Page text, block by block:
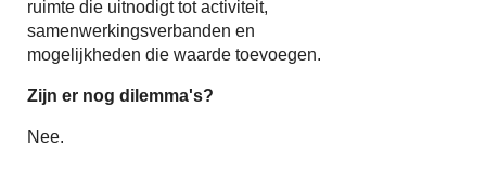
ruimte die uitnodigt tot activiteit,
samenwerkingsverbanden en
mogelijkheden die waarde toevoegen.
Zijn er nog dilemma's?
Nee.